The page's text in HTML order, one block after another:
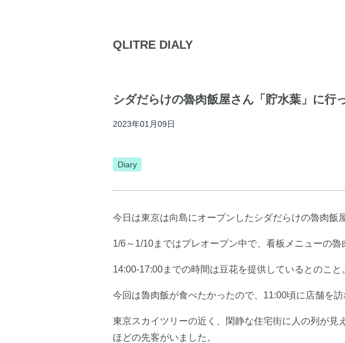
QLITRE DIALY
シダだらけの魯肉飯屋さん「貯水葉」に行
2023年01月09日
Diary
今日は東京は向島にオープンしたシダだらけの魯肉飯
1/6～1/10まではプレオープン中で、看板メニューの
14:00-17:00までの時間は豆花を提供しているとのこと
今回は魯肉飯が食べたかったので、11:00頃に店舗を訪
東京スカイツリーの近く、閑静な住宅街に人の列が見
ほどの先客がいました。